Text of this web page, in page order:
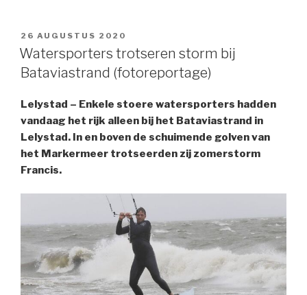
GEPLAATST
OP
26 AUGUSTUS 2020
Watersporters trotseren storm bij
Bataviastrand (fotoreportage)
Lelystad – Enkele stoere watersporters hadden
vandaag het rijk alleen bij het Bataviastrand in
Lelystad. In en boven de schuimende golven van
het Markermeer trotseerden zij zomerstorm
Francis.